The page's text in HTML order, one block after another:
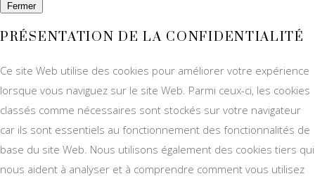
Fermer
PRÉSENTATION DE LA CONFIDENTIALITÉ
Ce site Web utilise des cookies pour améliorer votre expérience
lorsque vous naviguez sur le site Web. Parmi ceux-ci, les cookies
classés comme nécessaires sont stockés sur votre navigateur
car ils sont essentiels au fonctionnement des fonctionnalités de
base du site Web. Nous utilisons également des cookies tiers qui
nous aident à analyser et à comprendre comment vous utilisez